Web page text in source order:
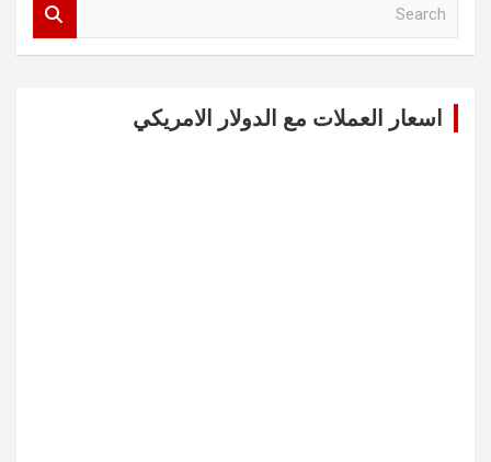
اسعار العملات مع الدولار الامريكي